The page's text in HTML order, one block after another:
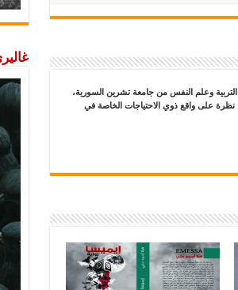
اللاذقية (1987)، تحمل إجازة في التربية وعلم النفس من جامعة تشرين السورية،
على واقع ذوي الاحتياجات الخاصة في